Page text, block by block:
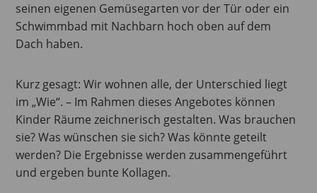
seinen eigenen Gemüsegarten vor der Tür oder ein
Schwimmbad mit Nachbarn hoch oben auf dem
Dach haben.
Kurz gesagt: Wir wohnen alle, der Unterschied liegt
im „Wie“. – Im Rahmen dieses Angebotes können
Kinder Räume zeichnerisch gestalten. Was brauchen
sie? Was wünschen sie sich? Was könnte geteilt
werden? Die Ergebnisse werden zusammengeführt
und ergeben bunte Kollagen.